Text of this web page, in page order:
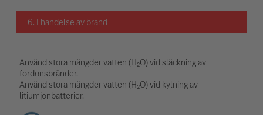
6. I händelse av brand
Använd stora mängder vatten (H₂O) vid släckning av
fordonsbränder.
Använd stora mängder vatten (H₂O) vid kylning av
litiumjonbatterier.